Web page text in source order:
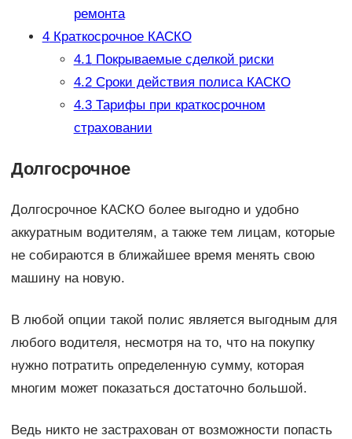
ремонта
4Краткосрочное КАСКО
4.1Покрываемые сделкой риски
4.2Сроки действия полиса КАСКО
4.3Тарифы при краткосрочном
страховании
Долгосрочное
Долгосрочное КАСКО более выгодно и удобно
аккуратным водителям, а также тем лицам, которые
не собираются в ближайшее время менять свою
машину на новую.
В любой опции такой полис является выгодным для
любого водителя, несмотря на то, что на покупку
нужно потратить определенную сумму, которая
многим может показаться достаточно большой.
Ведь никто не застрахован от возможности попасть